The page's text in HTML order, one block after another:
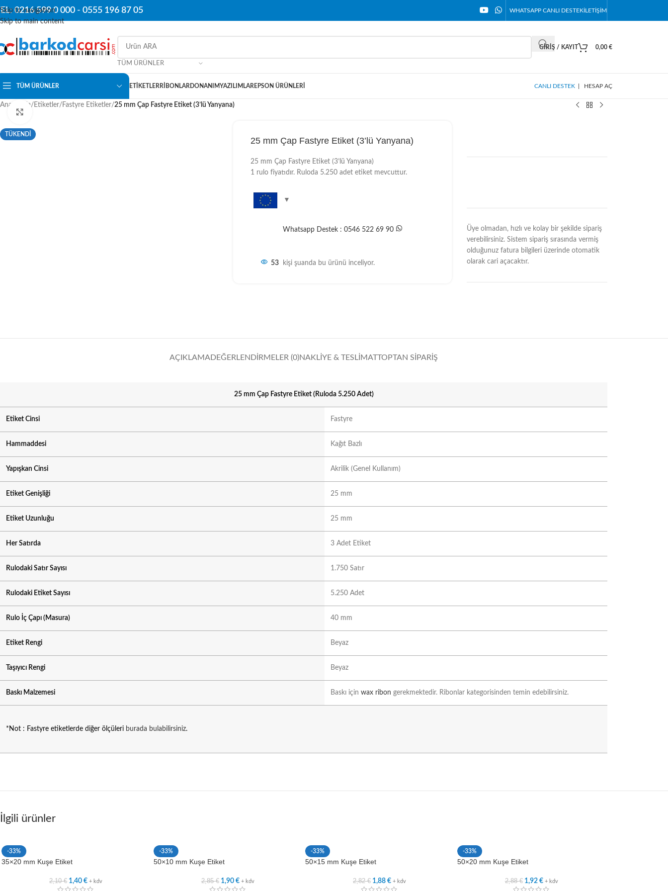
Skip to navigation
Skip to main content
0216 599 0 000 - 0555 196 87 05 WHATSAPP CANLI DESTEKİLETIŞIM
TÜM ÜRÜNLER
GIRIŞ / KAYIT 0,00 €
TÜM ÜRÜNLER ETIKETLER RIBONLAR DONANIMYAZILIMLAR EPSON ÜRÜNLERI CANLI DESTEK HESAP AÇ
Ana Sayfa/ Etiketler/ Fastyre Etiketler/25 mm Çap Fastyre Etiket (3’lü Yanyana)
TÜKENDİ
25 mm Çap Fastyre Etiket (3’lü Yanyana)
25 mm Çap Fastyre Etiket (3’lü Yanyana)
1 rulo fiyatıdır. Ruloda 5.250 adet etiket mevcuttur.
Whatsapp Destek : 0546 522 69 90
53 kişi şuanda bu ürünü inceliyor.
Üye olmadan, hızlı ve kolay bir şekilde sipariş
verebilirsiniz. Sistem sipariş sırasında vermiş
olduğunuz fatura bilgileri üzerinde otomatik
olarak cari açacaktır.
AÇIKLAMA DEĞERLENDIRMELER (0)NAKLIYE & TESLIMATTOPTAN SIPARIŞ
25 mm Çap Fastyre Etiket (Ruloda 5.250 Adet)
Etiket Cinsi Fastyre
Hammaddesi Kağıt Bazlı
Yapışkan Cinsi Akrilik (Genel Kullanım)
Etiket Genişliği 25 mm
Etiket Uzunluğu 25 mm
Her Satırda 3 Adet Etiket
Rulodaki Satır Sayısı 1.750 Satır
Rulodaki Etiket Sayısı 5.250 Adet
Rulo İç Çapı (Masura) 40 mm
Etiket Rengi Beyaz
Taşıyıcı Rengi Beyaz
Baskı Malzemesi Baskı için wax ribon gerekmektedir. Ribonlar kategorisinden temin edebilirsiniz.
*Not : Fastyre etiketlerde diğer ölçüleri burada bulabilirsiniz.
İlgili ürünler
-33%
35×20 mm Kuşe Etiket
2,10€ 1,40€ + kdv
-33%
50×10 mm Kuşe Etiket
2,85€ 1,90 € + kdv
-33%
50×15 mm Kuşe Etiket
2,82€ 1,88€ + kdv
-33%
50×20 mm Kuşe Etiket
2,88€ 1,92 € + kdv